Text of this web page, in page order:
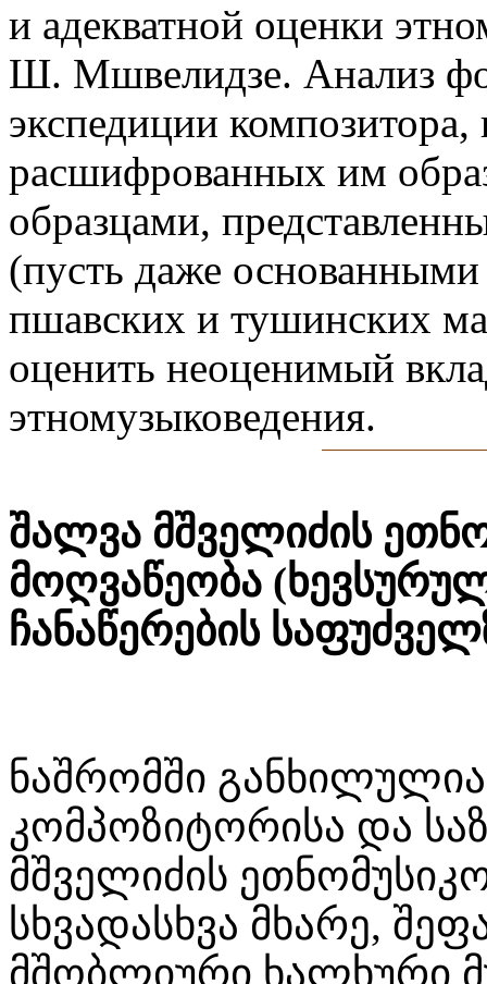
и адекватной оценки
Ш. Мшвелидзе. Анализ
экспедиции композитора,
расшифрованных им
образцами,
(пусть даже
пшавских и тушинских
оценить неоценимый
этномузыковедения.
შალვა მშველიძის
მოღვაწეობა
ჩანაწერების
ნაშრომში
კომპოზიტორისა და
მშველიძის
სხვადასხვა მხარე,
მშობლიური ხალხური